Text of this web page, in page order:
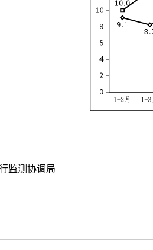
监测协调局